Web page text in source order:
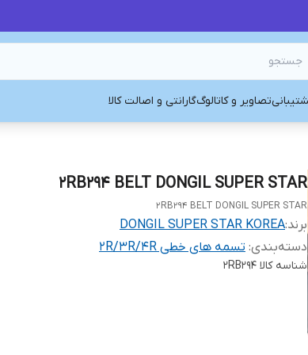
تصاویر و کاتالوگگارانتی و اصالت کالا
2RB294 BELT DONGIL SUPER STAR
2RB294 BELT DONGIL SUPER STAR
برند:DONGIL SUPER STAR KOREA
دسته‌بندی: تسمه های خطی 2R/3R/4R
شناسه کالا 2RB294